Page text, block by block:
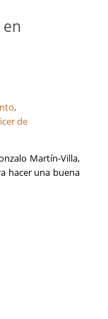
,
de
Martín-Villa,
hacer una buena